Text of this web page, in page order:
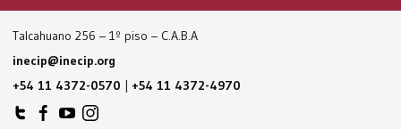
Talcahuano 256 – 1º piso – C.A.B.A
inecip@inecip.org
+54 11 4372-0570 | +54 11 4372-4970